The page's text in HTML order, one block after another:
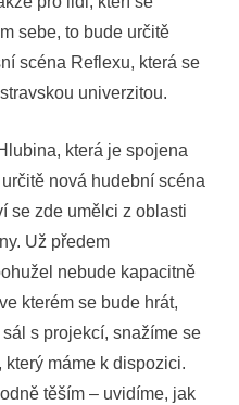
sebe, to bude určitě
scéna Reflexu, která se
univerzitou.
která je spojena
nová hudební scéna
se zde umělci z oblasti
Už předem
nebude kapacitně
kterém se bude hrát,
s projekcí, snažíme se
který máme k dispozici.
těším – uvidíme, jak